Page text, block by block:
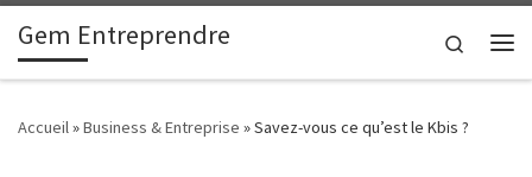
Passer au contenu
Gem Entreprendre
Search
Accueil»Business & Entreprise »Savez-vous ce qu’est le Kbis ?